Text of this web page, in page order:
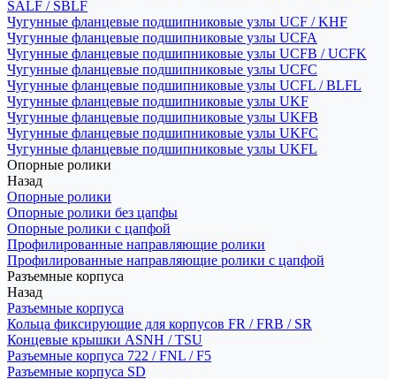
SALF / SBLF
Чугунные фланцевые подшипниковые узлы UCF / KHF
Чугунные фланцевые подшипниковые узлы UCFA
Чугунные фланцевые подшипниковые узлы UCFB / UCFK
Чугунные фланцевые подшипниковые узлы UCFC
Чугунные фланцевые подшипниковые узлы UCFL / BLFL
Чугунные фланцевые подшипниковые узлы UKF
Чугунные фланцевые подшипниковые узлы UKFB
Чугунные фланцевые подшипниковые узлы UKFC
Чугунные фланцевые подшипниковые узлы UKFL
Опорные ролики
Назад
Опорные ролики
Опорные ролики без цапфы
Опорные ролики с цапфой
Профилированные направляющие ролики
Профилированные направляющие ролики с цапфой
Разъемные корпуса
Назад
Разъемные корпуса
Кольца фиксирующие для корпусов FR / FRB / SR
Концевые крышки ASNH / TSU
Разъемные корпуса 722 / FNL / F5
Разъемные корпуса SD